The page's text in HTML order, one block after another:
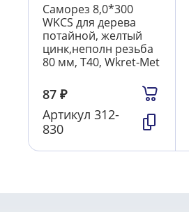
Саморез 8,0*300
WKCS для дерева
потайной, желтый
цинк,неполн резьба
80 мм, T40, Wkret-Met
87 ₽
Артикул 312-
830